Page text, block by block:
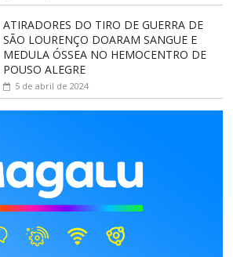
ATIRADORES DO TIRO DE GUERRA DE
SÃO LOURENÇO DOARAM SANGUE E
MEDULA ÓSSEA NO HEMOCENTRO DE
POUSO ALEGRE
5 de abril de 2024